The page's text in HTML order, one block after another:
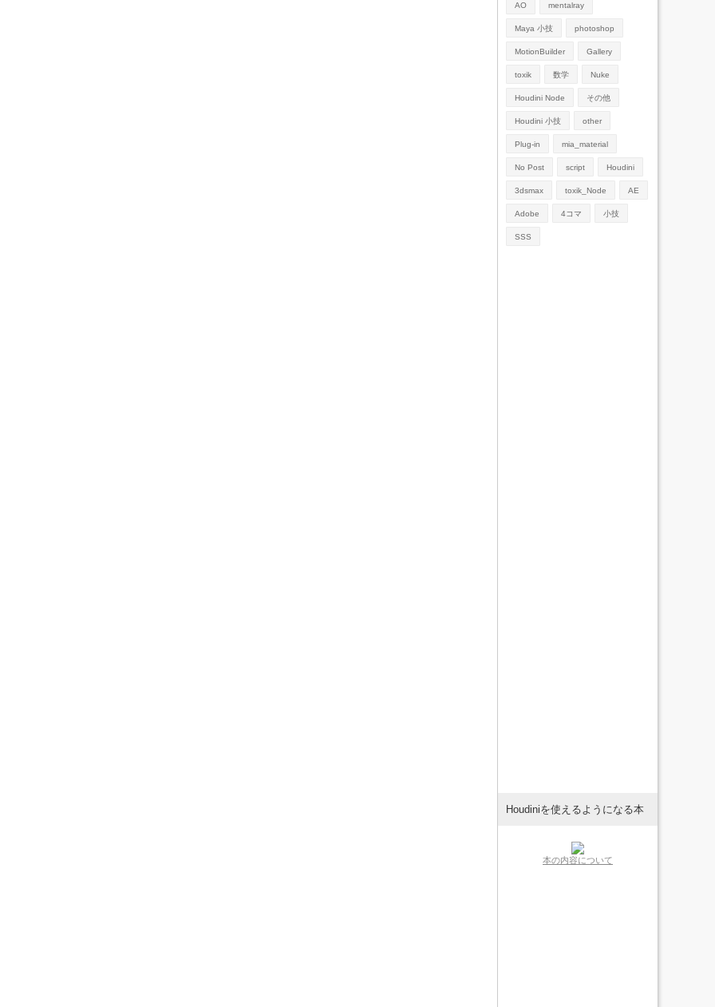
AO mentalray
Maya 小技 photoshop
MotionBuilder Gallery
toxik 数学 Nuke
Houdini Node その他
Houdini 小技 other
Plug-in mia_material
No Post script Houdini
3dsmax toxik_Node AE
Adobe 4コマ 小技
SSS
Houdiniを使えるようになる本
本の内容について